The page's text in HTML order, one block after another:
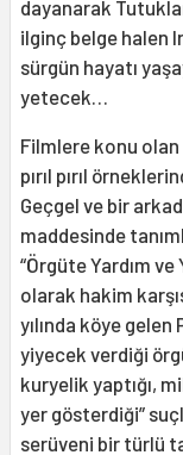
dayanarak
ilginç belge halen
sürgün hayatı
yetecek…
Filmlere konu
pırıl pırıl
Geçgel ve bir
maddesinde
“Örgüte Yardım ve
olarak hakim
yılında köye gelen
yiyecek verdiği
kuryelik yaptığı,
yer gösterdiği”
serüveni bir türlü